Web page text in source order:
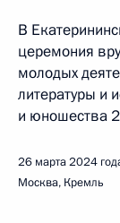
В
церемония
молодых
литературы и
и юношества
26 марта 2024
Москва, Кремль